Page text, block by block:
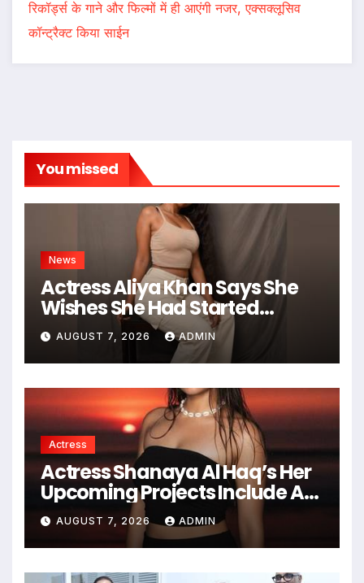
रिकॉर्ड्स के गाने और फिल्मों में ही आएंगी नजर, एक्सक्लूसिव
कॉन्ट्रैक्ट किया साईन
You missed
News
Actress Aliya Khan Says She
Wishes She Had Started
Acting Earlier
AUGUST 7, 2026 ADMIN
Actress
Actress Shanaya Al Haq’s Her
Upcoming Projects Include A
South Indian Film, Music
Videos, And A Television
Reality Show
AUGUST 7, 2026 ADMIN